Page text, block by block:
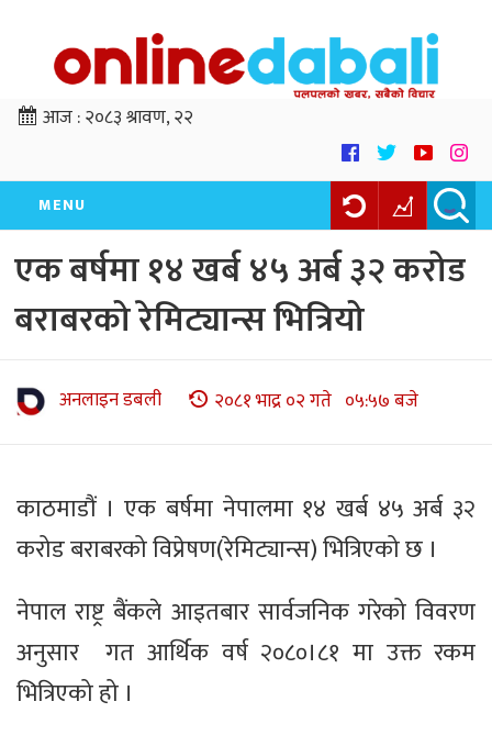
आज :२०८३ श्रावण, २२
MENU
एक बर्षमा १४ खर्ब ४५ अर्ब ३२ करोड
बराबरको रेमिट्यान्स भित्रियो
अनलाइन डबली २०८१ भाद्र ०२ गते ०५:५७ बजे
काठमाडौं । एक बर्षमा नेपालमा १४ खर्ब ४५ अर्ब ३२
करोड बराबरको विप्रेषण(रेमिट्यान्स) भित्रिएको छ ।
नेपाल राष्ट्र बैंकले आइतबार सार्वजनिक गरेको विवरण
अनुसार गत आर्थिक वर्ष २०८०।८१ मा उक्त रकम
भित्रिएको हो ।